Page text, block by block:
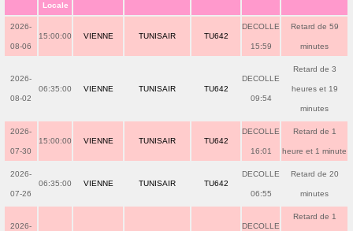
Locale
2026-
08-06
15:00:00 VIENNE TUNISAIR TU642
DECOLLE
15:59
Retard de 59
minutes
2026-
08-02
06:35:00 VIENNE TUNISAIR TU642
DECOLLE
09:54
Retard de 3
heures et 19
minutes
2026-
07-30
15:00:00 VIENNE TUNISAIR TU642
DECOLLE
16:01
Retard de 1
heure et 1 minute
2026-
07-26
06:35:00 VIENNE TUNISAIR TU642
DECOLLE
06:55
Retard de 20
minutes
2026- DECOLLE
Retard de 1